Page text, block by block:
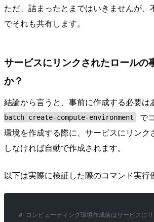
ただ、詰まったとまではいきませんが、
でそれも共有します。
サービスにリンクされたロールの
か？
結論から言うと、事前に作成する必要は
batch create-compute-environment
で
環境を作成する際に、サービスにリンク
しなければ自動で作成されます。
以下は実際に検証した際のコマンド実行
# コンピューティング環境作成前はサービスに